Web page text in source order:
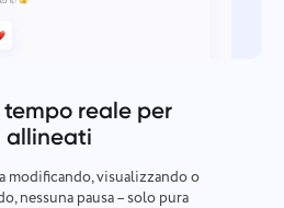
reale per
allineati
modificando, visualizzando o
nessuna pausa – solo pura